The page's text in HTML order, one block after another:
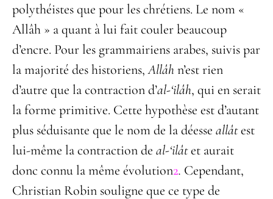
polythéistes que pour les chrétiens. Le nom «
Allâh » a quant à lui fait couler beaucoup
d’encre. Pour les grammairiens arabes, suivis par
la majorité des historiens,Allâhn’est rien
d’autre que la contraction d’al-‘ilâh, qui en serait
la forme primitive. Cette hypothèse est d’autant
plus séduisante que le nom de la déesse allâtest
lui-même la contraction de al-‘ilâtet aurait
donc connu la même évolution2. Cependant,
Christian Robin souligne que ce type de